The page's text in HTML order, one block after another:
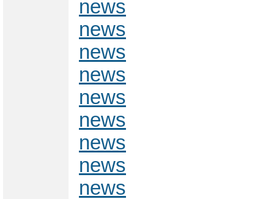
news
news
news
news
news
news
news
news
news